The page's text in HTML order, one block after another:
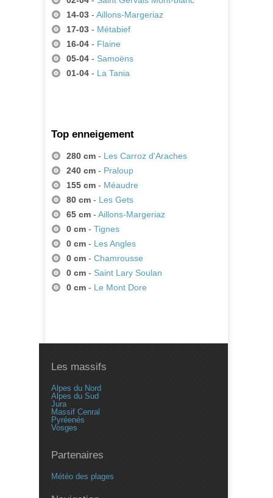
14-03 - Aillons-Margeriaz
17-03 - Métabief
16-04 - Flaine
05-04 - Samoëns
01-04 - La Tania
Top enneigement
280 cm - Les Carroz d'Araches
240 cm - Praloup
155 cm - Méaudre
80 cm - Les Gets
65 cm - Aillons-Margeriaz
0 cm - Tignes
0 cm - Les Angles
0 cm - Chamrousse
0 cm - Saint Lary Soulan
0 cm - Le Mont Dore
Les massifs
Alpes du Nord
Alpes du Sud
Jura
Massif Cenral
Pyréenés
Vosges
Partenaires
Météo des plages